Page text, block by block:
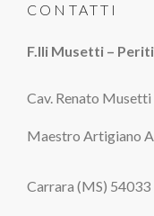
CONTATTI
F.lli Musetti –
Cav. Renato Musetti
Maestro Artigiano
Carrara (MS) 54033